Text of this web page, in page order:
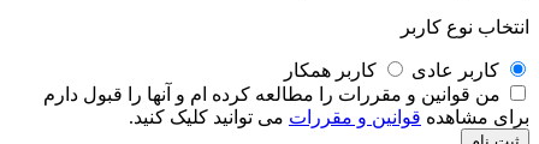
انتخاب نوع کاربر
کاربر عادی
کاربر همکار
من قوانین و مقررات را مطالعه کرده ام و آنها را قبول دارم
برای مشاهده قوانین و مقررات می توانید کلیک کنید.